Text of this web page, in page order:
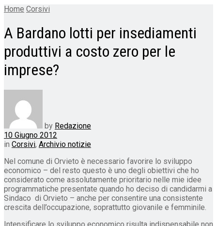
Home Corsivi
A Bardano lotti per insediamenti
produttivi a costo zero per le
imprese?
by Redazione
10 Giugno 2012
in Corsivi, Archivio notizie
Nel comune di Orvieto è necessario favorire lo sviluppo
economico – del resto questo è uno degli obiettivi che ho
considerato come assolutamente prioritario nelle mie idee
programmatiche presentate quando ho deciso di candidarmi a
Sindaco di Orvieto – anche per consentire una consistente
crescita dell’occupazione, soprattutto giovanile e femminile.